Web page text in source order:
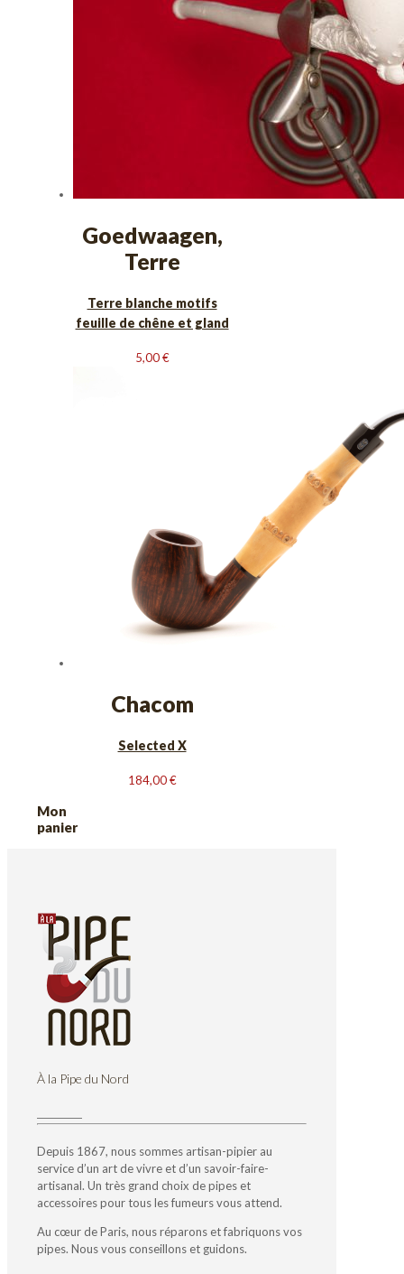
Goedwaagen,
Terre
Terre blanche motifs
feuille de chêne et gland
5,00€
Chacom
Selected X
184,00€
Mon
panier
À la Pipe du Nord
Depuis 1867, nous sommes artisan-pipier au
service d’un art de vivre et d’un savoir-faire-
artisanal. Un très grand choix de pipes et
accessoires pour tous les fumeurs vous attend.
Au cœur de Paris, nous réparons et fabriquons vos
pipes. Nous vous conseillons et guidons.